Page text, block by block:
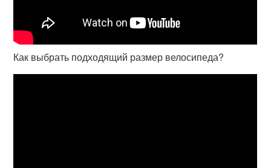
Как выбрать подходящий размер велосипеда?